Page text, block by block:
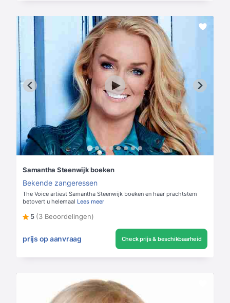
Samantha Steenwijk boeken
Bekende zangeressen
The Voice artiest Samantha Steenwijk boeken en haar prachtstem
betovert u helemaal Lees meer
5 (3 Beoordelingen)
prijs op aanvraag Check prijs & beschikbaarheid